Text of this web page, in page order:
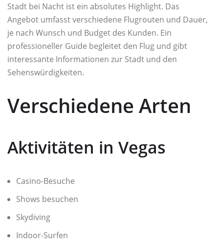
Stadt bei Nacht ist ein absolutes Highlight. Das
Angebot umfasst verschiedene Flugrouten und Dauer,
je nach Wunsch und Budget des Kunden. Ein
professioneller Guide begleitet den Flug und gibt
interessante Informationen zur Stadt und den
Sehenswürdigkeiten.
Verschiedene Arten
Aktivitäten in Vegas
Casino-Besuche
Shows besuchen
Skydiving
Indoor-Surfen